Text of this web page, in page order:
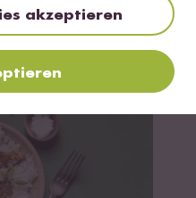
Sauce und Reis
akzeptieren